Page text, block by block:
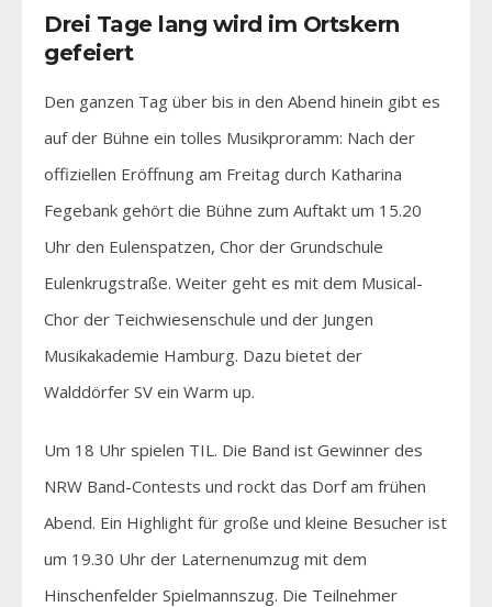
Drei Tage lang wird im Ortskern
gefeiert
Den ganzen Tag über bis in den Abend hinein gibt es
auf der Bühne ein tolles Musikproramm: Nach der
offiziellen Eröffnung am Freitag durch Katharina
Fegebank gehört die Bühne zum Auftakt um 15.20
Uhr den Eulenspatzen, Chor der Grundschule
Eulenkrugstraße. Weiter geht es mit dem Musical-
Chor der Teichwiesenschule und der Jungen
Musikakademie Hamburg. Dazu bietet der
Walddörfer SV ein Warm up.
Um 18 Uhr spielen TIL. Die Band ist Gewinner des
NRW Band-Contests und rockt das Dorf am frühen
Abend. Ein Highlight für große und kleine Besucher ist
um 19.30 Uhr der Laternenumzug mit dem
Hinschenfelder Spielmannszug. Die Teilnehmer